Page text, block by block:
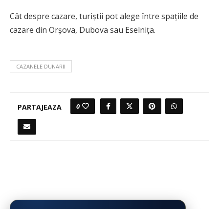
Cât despre cazare, turiștii pot alege între spațiile de
cazare din Orșova, Dubova sau Eselnița.
CAZANELE DUNARII
PARTAJEAZA 0